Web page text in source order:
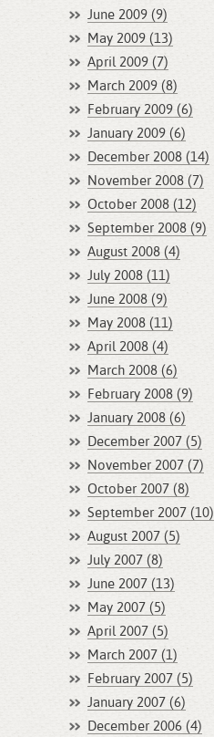
June 2009 (9)
May 2009 (13)
April 2009 (7)
March 2009 (8)
February 2009 (6)
January 2009 (6)
December 2008 (14)
November 2008 (7)
October 2008 (12)
September 2008 (9)
August 2008 (4)
July 2008 (11)
June 2008 (9)
May 2008 (11)
April 2008 (4)
March 2008 (6)
February 2008 (9)
January 2008 (6)
December 2007 (5)
November 2007 (7)
October 2007 (8)
September 2007 (10)
August 2007 (5)
July 2007 (8)
June 2007 (13)
May 2007 (5)
April 2007 (5)
March 2007 (1)
February 2007 (5)
January 2007 (6)
December 2006 (4)